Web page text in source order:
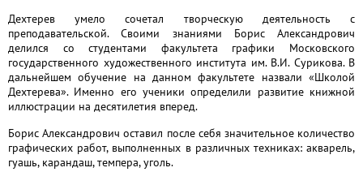
Дехтерев умело сочетал творческую деятельность с
преподавательской. Своими знаниями Борис Александрович
делился со студентами факультета графики Московского
государственного художественного института им. В.И. Сурикова. В
дальнейшем обучение на данном факультете назвали «Школой
Дехтерева». Именно его ученики определили развитие книжной
иллюстрации на десятилетия вперед.
Борис Александрович оставил после себя значительное количество
графических работ, выполненных в различных техниках: акварель,
гуашь, карандаш, темпера, уголь.